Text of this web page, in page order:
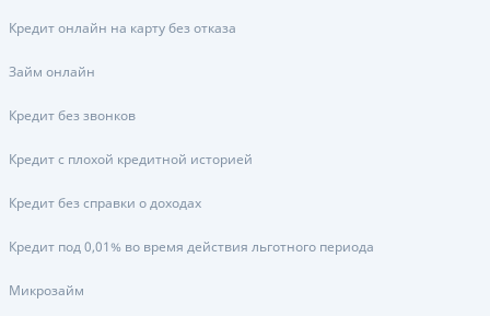
Кредит онлайн на карту без отказа
Займ онлайн
Кредит без звонков
Кредит с плохой кредитной историей
Кредит без справки о доходах
Кредит под 0,01% во время действия льготного периода
Микрозайм